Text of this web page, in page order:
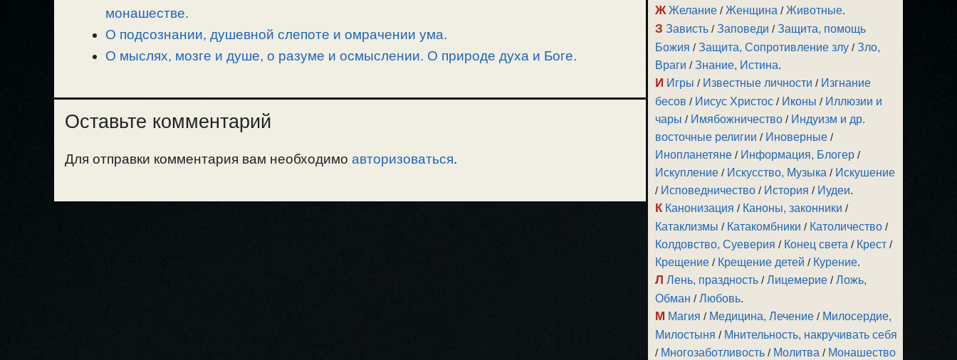
монашестве.
О подсознании, душевной слепоте и омрачении ума.
О мыслях, мозге и душе, о разуме и осмыслении. О природе духа и Боге.
Оставьте комментарий
Для отправки комментария вам необходимо авторизоваться.
Ж Желание /Женщина /Животные.
З Зависть /Заповеди /Защита, помощь
Божия /Защита, Сопротивление злу /Зло,
Враги /Знание, Истина.
И Игры / Известные личности / Изгнание
бесов / Иисус Христос / Иконы / Иллюзии и
чары / Имябожничество / Индуизм и др.
восточные религии / Иноверные /
Инопланетяне / Информация, Блогер /
Искупление / Искусство, Музыка / Искушение
/ Исповедничество / История / Иудеи.
К Канонизация / Каноны, законники /
Катаклизмы / Катакомбники / Католичество /
Колдовство, Суеверия / Конец света / Крест /
Крещение / Крещение детей / Курение.
Л Лень, праздность /Лицемерие /Ложь,
Обман /Любовь.
М Магия / Медицина, Лечение / Милосердие,
Милостыня / Мнительность, накручивать себя
/ Многозаботливость / Молитва / Монашество